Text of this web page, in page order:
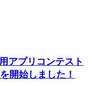
アプリコンテスト
開始しました！